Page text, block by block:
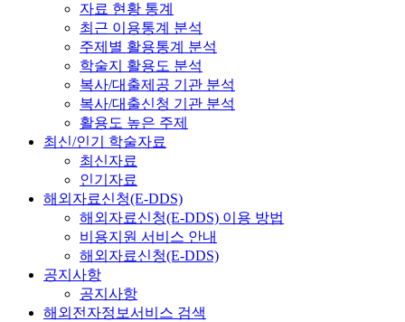
자료 현황 통계
최근 이용통계 분석
주제별 활용통계 분석
학술지 활용도 분석
복사/대출제공 기관 분석
복사/대출신청 기관 분석
활용도 높은 주제
최신/인기 학술자료
최신자료
인기자료
해외자료신청(E-DDS)
해외자료신청(E-DDS) 이용 방법
비용지원 서비스 안내
해외자료신청(E-DDS)
공지사항
공지사항
해외전자정보서비스 검색